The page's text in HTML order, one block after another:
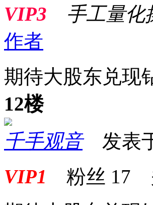
VIP3
手工量化
作者
期待大股东兑现
12楼
千手观音发表
VIP1 粉丝 17